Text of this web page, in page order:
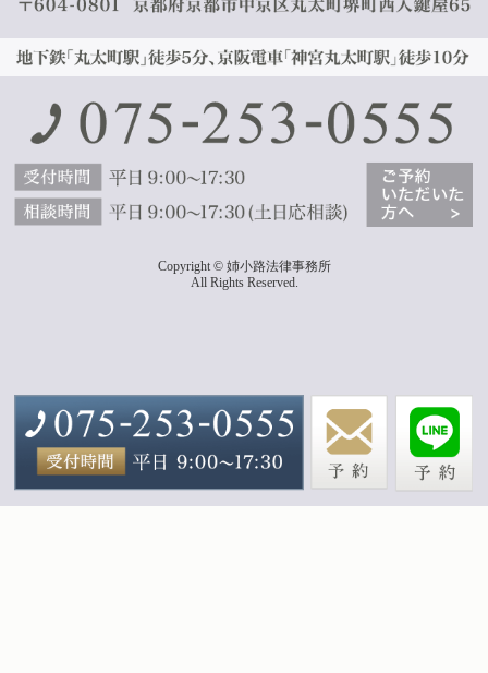
Copyright © 姉小路法律事務所
All Rights Reserved.